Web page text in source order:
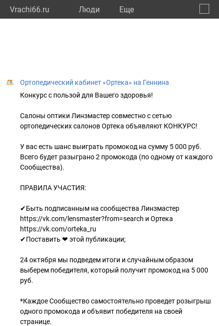
Vrachi66.ru Люди Eще
Ортопедический кабинет «Ортека» на Геннина
Конкурс с пользой для Вашего здоровья!
Салоны оптики Линзмастер совместно с сетью
ортопедических салонов Ортека объявляют КОНКУРС!
У вас есть шанс выиграть промокод на сумму 5 000 руб.
Всего будет разыграно 2 промокода (по одному от каждого
Сообщества).
ПРАВИЛА УЧАСТИЯ:
✔Быть подписанным на сообщества Линзмастер
https://vk.com/lensmaster?from=search и Ортека
https://vk.com/orteka_ru
✔Поставить ❤ этой публикации;
24 октября мы подведем итоги и случайным образом
выберем победителя, который получит промокод на 5 000
руб.
*Каждое Сообщество самостоятельно проведет розыгрыш
одного промокода и объявит победителя на своей
странице.